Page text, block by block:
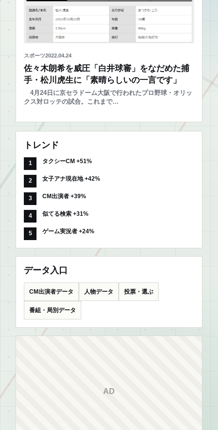
スポーツ2022.04.24
佐々木朗希を威圧「白井球審」をなだめた捕
手・松川虎生に「素晴らしいの一言です」
4月24日に京セラドーム大阪で行われたプロ野球・オリッ
クス対ロッテの試合。これまで…
トレンド
タクシーCM +51%
女子アナ現在地 +42%
CM出演者 +39%
似てる検索 +31%
ゲーム実況者 +24%
データ入口
CM出演者データ 人物データ 投票・選ぶ
番組・局別データ
AD